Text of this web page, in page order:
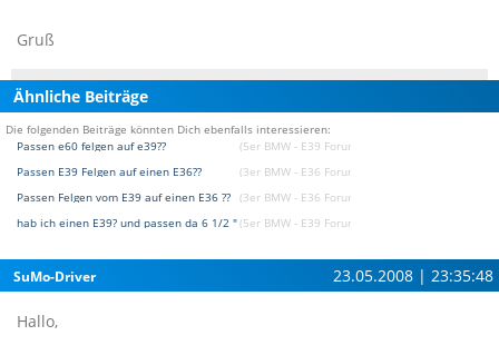
Gruß
Ähnliche Beiträge
Die folgenden Beiträge könnten Dich ebenfalls interessieren:
Passen e60 felgen auf e39??
(5er BMW - E39 Forum)
Passen E39 Felgen auf einen E36??
(3er BMW - E36 Forum)
Passen Felgen vom E39 auf einen E36 ?? (3er BMW - E36 Forum)
hab ich einen E39? und passen da 6 1/2 " Felgen???(5er BMW - E39 Forum)
SuMo-Driver 23.05.2008 | 23:35:48
Hallo,